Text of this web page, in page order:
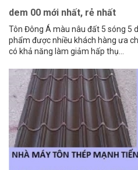
dem 00 mới nhất, rẻ nhất
Tôn Đông Á màu nâu đất 5 sóng 5
phẩm được nhiều khách hàng ưa
có khả năng làm giảm hấp thụ...